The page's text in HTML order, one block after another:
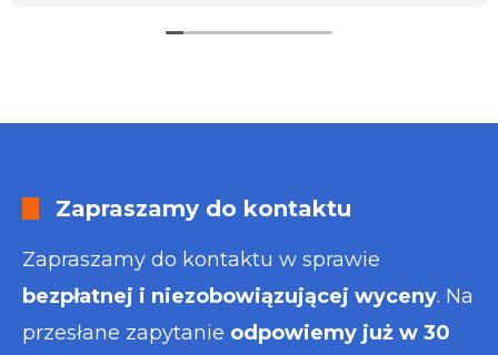
Zapraszamy do kontaktu
Zapraszamy do kontaktu w sprawie
bezpłatnej i niezobowiązującej wyceny. Na
przesłane zapytanie odpowiemy już w 30